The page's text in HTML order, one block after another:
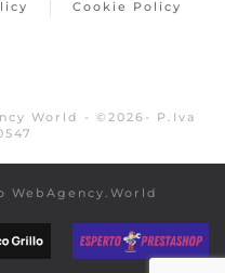
Cookie Policy
World - © 2026 - P.Iva